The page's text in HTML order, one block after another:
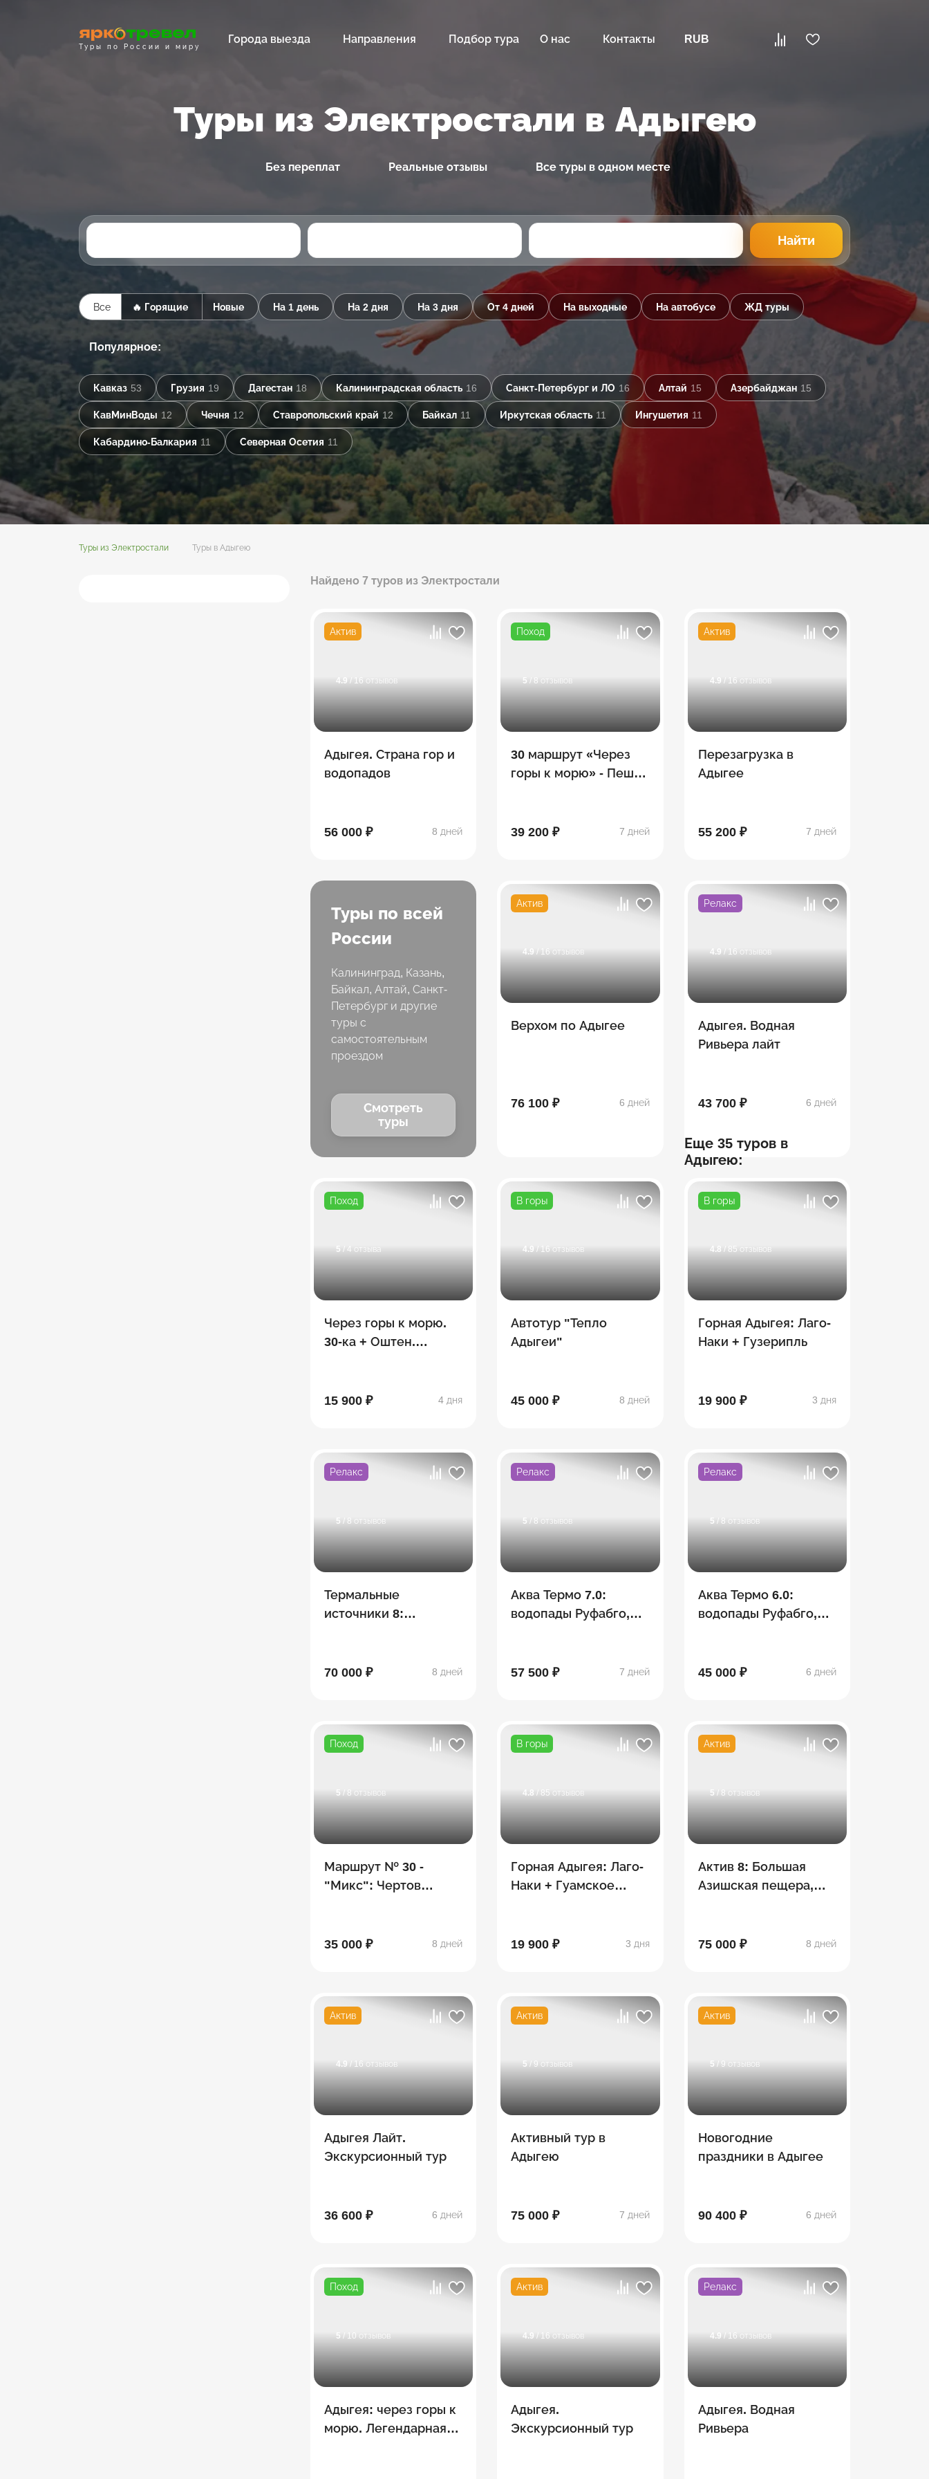
Туры по России и миру
Города выезда Направления Подбор тура О нас Контакты RUB
Туры из Электростали в Адыгею
Без переплат Реальные отзывы Все туры в одном месте
Найти
Все 🔥 Горящие Новые На 1 день На 2 дня На 3 дня От 4 дней На выходные На автобусе ЖД туры
Популярное:
Кавказ 53 Грузия 19 Дагестан 18 Калининградская область 16 Санкт-Петербург и ЛО 16 Алтай 15 Азербайджан 15
КавМинВоды 12 Чечня 12 Ставропольский край 12 Байкал 11 Иркутская область 11 Ингушетия 11
Кабардино-Балкария 11 Северная Осетия 11
Туры из Электростали Туры в Адыгею
Найдено 7 туров из Электростали
Актив
4.9 / 16 отзывов
Адыгея. Страна гор и
водопадов
56 000 ₽ 8 дней
Поход
5 / 8 отзывов
30 маршрут «Через
горы к морю» - Пеший
39 200 ₽ 7 дней
Актив
4.9 / 16 отзывов
Перезагрузка в
Адыгее
55 200 ₽ 7 дней
Туры по всей
России
Калининград, Казань,
Байкал, Алтай, Санкт-
Петербург и другие
туры с
самостоятельным
проездом
Смотреть
туры
Актив
4.9 / 16 отзывов
Верхом по Адыгее
76 100 ₽ 6 дней
Релакс
4.9 / 16 отзывов
Адыгея. Водная
Ривьера лайт
43 700 ₽ 6 дней
Поход
5 / 4 отзыва
Через горы к морю.
30-ка + Оштен.
15 900 ₽ 4 дня
В горы
4.9 / 16 отзывов
Автотур "Тепло
Адыгеи"
45 000 ₽ 8 дней
Еще 35 туров в
Адыгею:
В горы
4.8 / 85 отзывов
Горная Адыгея: Лаго-
Наки + Гузерипль
19 900 ₽ 3 дня
Релакс
5 / 8 отзывов
Термальные
источники 8:
эко-ферма, Лаго-Наки
70 000 ₽ 8 дней
Релакс
5 / 8 отзывов
Аква Термо 7.0:
водопады Руфабго,
термальные
57 500 ₽ 7 дней
Релакс
5 / 8 отзывов
Аква Термо 6.0:
водопады Руфабго,
термальные
45 000 ₽ 6 дней
Поход
5 / 8 отзывов
Маршрут № 30 -
"Микс": Чертов
перевал, водопады
35 000 ₽ 8 дней
В горы
4.8 / 85 отзывов
Горная Адыгея: Лаго-
Наки + Гуамское
19 900 ₽ 3 дня
Актив
5 / 8 отзывов
Актив 8: Большая
Азишская пещера,
Сахрайские
75 000 ₽ 8 дней
Актив
4.9 / 16 отзывов
Адыгея Лайт.
Экскурсионный тур
36 600 ₽ 6 дней
Актив
5 / 9 отзывов
Активный тур в
Адыгею
75 000 ₽ 7 дней
Актив
5 / 9 отзывов
Новогодние
праздники в Адыгее
90 400 ₽ 6 дней
Поход
5 / 10 отзывов
Адыгея: через горы к
морю. Легендарная
Актив
4.9 / 16 отзывов
Адыгея.
Экскурсионный тур
Релакс
4.9 / 16 отзывов
Адыгея. Водная
Ривьера